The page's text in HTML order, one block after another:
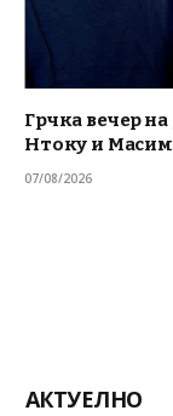
Грчка вечер
Нтоку и
07/08/2026
АКТУЕЛНО